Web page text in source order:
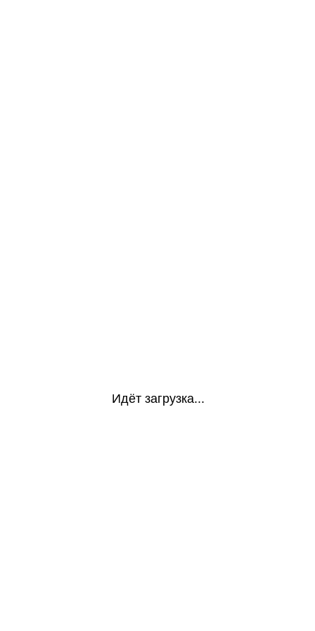
Идёт загрузка...